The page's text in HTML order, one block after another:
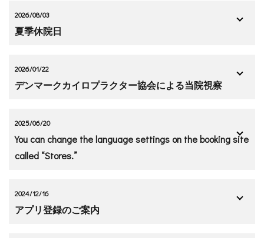
2026/08/03
夏季休院日
2026/01/22
デンマークカイロプラクター協会による当院視察
2025/06/20
You can change the language settings on the booking site
called “Stores.”
2024/12/16
アプリ登録のご案内